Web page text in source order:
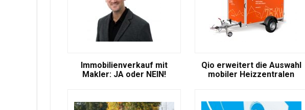
Immobilienverkauf mit
Makler: JA oder NEIN!
Qio erweitert die Auswahl
mobiler Heizzentralen